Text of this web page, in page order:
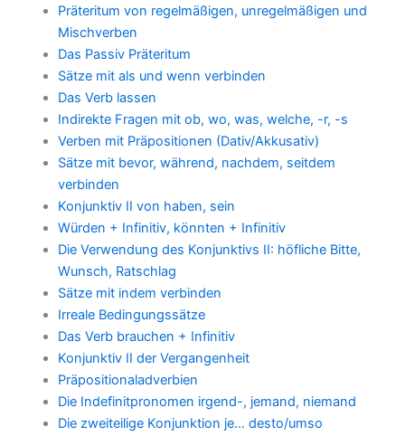
Präteritum von regelmäßigen, unregelmäßigen und
Mischverben
Das Passiv Präteritum
Sätze mit als und wenn verbinden
Das Verb lassen
Indirekte Fragen mit ob, wo, was, welche, -r, -s
Verben mit Präpositionen (Dativ/Akkusativ)
Sätze mit bevor, während, nachdem, seitdem
verbinden
Konjunktiv II von haben, sein
Würden + Infinitiv, könnten + Infinitiv
Die Verwendung des Konjunktivs II: höfliche Bitte,
Wunsch, Ratschlag
Sätze mit indem verbinden
Irreale Bedingungssätze
Das Verb brauchen + Infinitiv
Konjunktiv II der Vergangenheit
Präpositionaladverbien
Die Indefinitpronomen irgend-, jemand, niemand
Die zweiteilige Konjunktion je… desto/umso